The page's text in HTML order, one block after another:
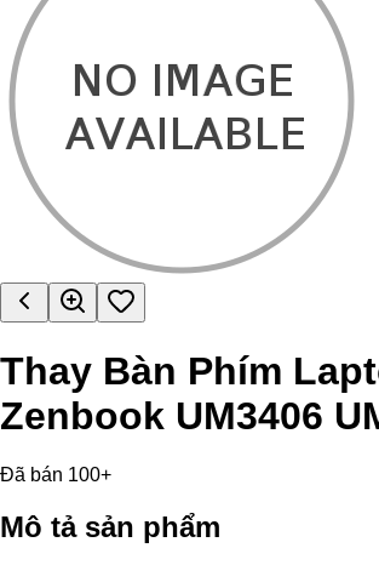
Thay Bàn Phím
Zenbook UM3406
Đã bán 100+
Mô tả sản phẩm